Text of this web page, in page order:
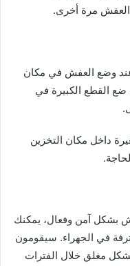
مرة أخرى.
وضع العفش في مكان
ضع القطع الكبيرة في
داخل مكان التخزين
بشكل آمن وفعال، يمكنك
في الجهراء. سيقومون
مغلق خلال الفترات